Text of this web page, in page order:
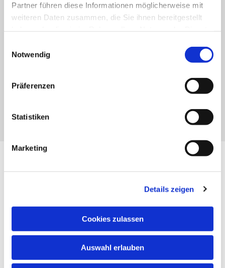
Partner führen diese Informationen möglicherweise mit
weiteren Daten zusammen, die Sie ihnen bereitgestellt
Notwendig
Präferenzen
Statistiken
Marketing
Details zeigen
Cookies zulassen
Auswahl erlauben
Gemeinschaft und
Spiritualität!
Musizieren bringt Menschen
zusammen und beteiligt sie. Die
geistlichen Texte spenden Trost in
schweren Zeiten und lassen fröhlich